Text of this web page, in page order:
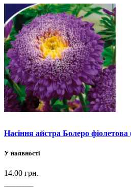
Насіння айстра Болеро
У наявності
14.00 грн.